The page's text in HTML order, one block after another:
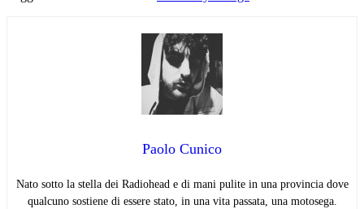
Paolo Cunico
Nato sotto la stella dei Radiohead e di mani pulite in una provincia dove
qualcuno sostiene di essere stato, in una vita passata, una motosega.